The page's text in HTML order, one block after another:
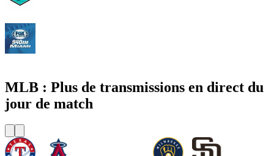
MLB : Plus de transmissions en direct du
jour de match